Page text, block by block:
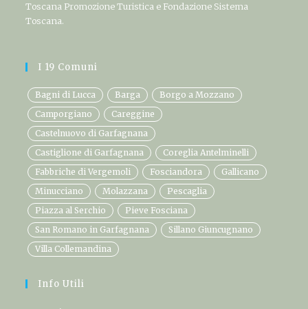
Toscana Promozione Turistica e Fondazione Sistema
Toscana.
I 19 Comuni
Bagni di Lucca Barga
Borgo a Mozzano
Camporgiano
Careggine
Castelnuovo di Garfagnana
Castiglione di Garfagnana
Coreglia Antelminelli
Fabbriche di Vergemoli
Fosciandora
Gallicano
Minucciano
Molazzana
Pescaglia
Piazza al Serchio
Pieve Fosciana
San Romano in Garfagnana
Sillano Giuncugnano
Villa Collemandina
Info Utili